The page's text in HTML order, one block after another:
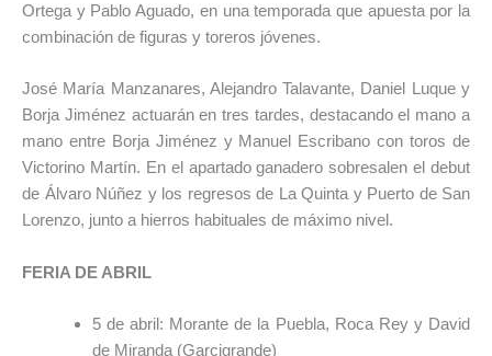
Ortega y Pablo Aguado, en una temporada que apuesta por la
combinación de figuras y toreros jóvenes.
José María Manzanares, Alejandro Talavante, Daniel Luque y
Borja Jiménez actuarán en tres tardes, destacando el mano a
mano entre Borja Jiménez y Manuel Escribano con toros de
Victorino Martín. En el apartado ganadero sobresalen el debut
de Álvaro Núñez y los regresos de La Quinta y Puerto de San
Lorenzo, junto a hierros habituales de máximo nivel.
FERIA DE ABRIL
5 de abril: Morante de la Puebla, Roca Rey y David
de Miranda (Garcigrande)